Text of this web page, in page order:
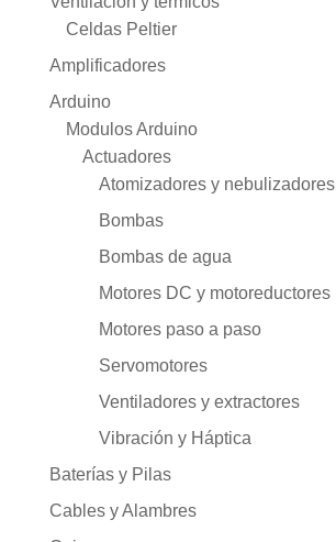
Celdas Peltier
Amplificadores
Arduino
Modulos Arduino
Actuadores
Atomizadores y nebulizadores
Bombas
Bombas de agua
Motores DC y motoreductores
Motores paso a paso
Servomotores
Ventiladores y extractores
Vibración y Háptica
Baterías y Pilas
Cables y Alambres